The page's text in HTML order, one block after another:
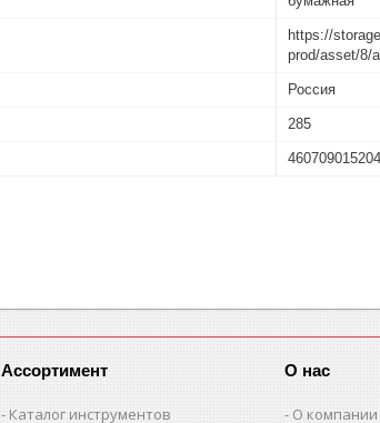
https://
prod/asset/8/
Россия
285
Ассортимент
Каталог инструментов
О нас
О компании